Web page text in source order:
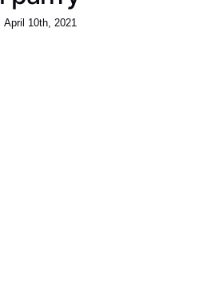
April 10th, 2021